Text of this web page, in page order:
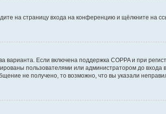
на страницу входа на конференцию и щёлкните на
Если включена поддержка COPPA и при
пользователями или администратором до
не получено, то возможно, что вы указали